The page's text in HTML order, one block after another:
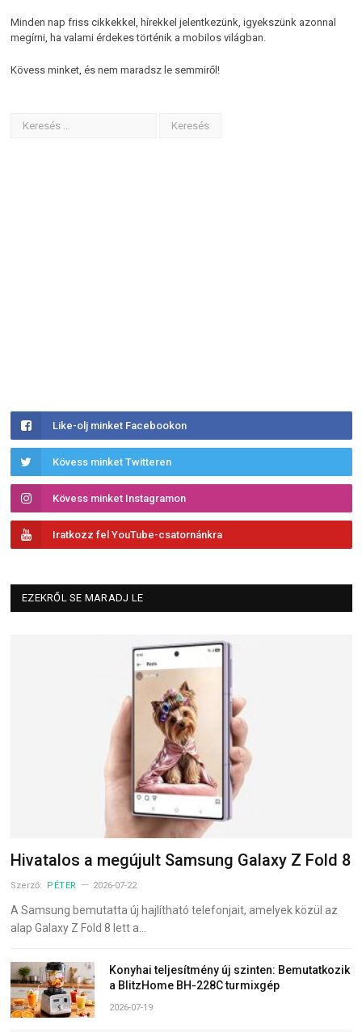
Minden nap friss cikkekkel, hírekkel jelentkezünk, igyekszünk azonnal
megírni, ha valami érdekes történik a mobilos világban.
Kövess minket, és nem maradsz le semmiről!
Like-olj minket Facebookon
Kövess minket Twitteren
Kövess minket Instagramon
Iratkozz fel YouTube-csatornánkra
EZEKRŐL SE MARADJ LE
Hivatalos a megújult Samsung Galaxy Z Fold 8
Szerző: PÉTER 2026-07-22
A Samsung bemutatta új hajlítható telefonjait, amelyek közül az
alap Galaxy Z Fold 8 lett a…
Konyhai teljesítmény új szinten: Bemutatkozik
a BlitzHome BH-228C turmixgép
2026-07-19